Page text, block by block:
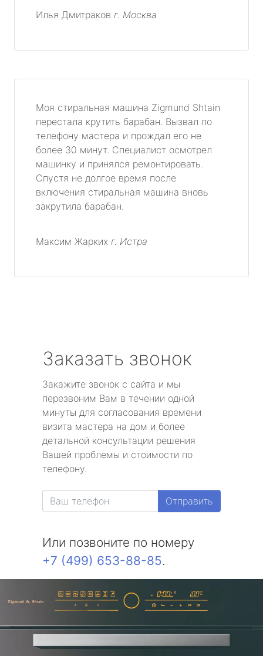
Илья Дмитраков г. Москва
Моя стиральная машина Zigmund Shtain
перестала крутить барабан. Вызвал по
телефону мастера и прождал его не
более 30 минут. Специалист осмотрел
машинку и принялся ремонтировать.
Спустя не долгое время после
включения стиральная машина вновь
закрутила барабан.
Максим Жарких г. Истра
Заказать звонок
Закажите звонок с сайта и мы
перезвоним Вам в течении одной
минуты для согласования времени
визита мастера на дом и более
детальной консультации решения
Вашей проблемы и стоимости по
телефону.
Отправить
Или позвоните по номеру
+7 (499) 653-88-85.